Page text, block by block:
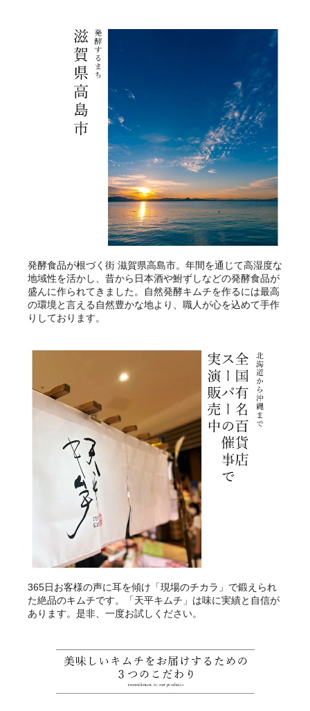
発酵食品が根づく街 滋賀県高島市。年間を通じて高湿度な
地域性を活かし、昔から日本酒や鮒ずしなどの発酵食品が
盛んに作られてきました。自然発酵キムチを作るには最高
の環境と言える自然豊かな地より、職人が心を込めて手作
りしております。
365日お客様の声に耳を傾け「現場のチカラ」で鍛えられ
た絶品のキムチです。「天平キムチ」は味に実績と自信が
あります。是非、一度お試しください。